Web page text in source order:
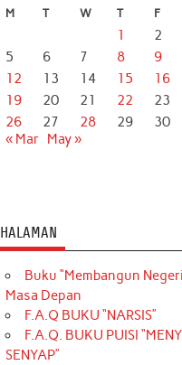
M T W T F
1 2
5
6 7 8 9
12
13 14 15 16
19
20 21 22 23
26
27 28 29
30
« Mar May »
HALAMAN
Buku “Membangun
Masa Depan
F.A.Q BUKU “NARSIS”
F.A.Q. BUKU PUISI
SENYAP”